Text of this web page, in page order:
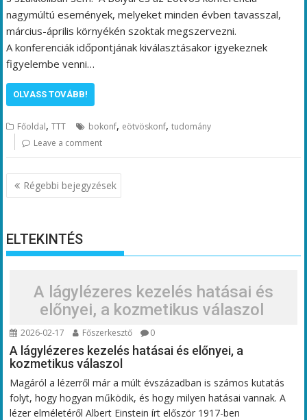
nagymúltú események, melyeket minden évben tavasszal,
március-április környékén szoktak megszervezni.
A konferenciák időpontjának kiválasztásakor igyekeznek
figyelembe venni…
OLVASS TOVÁBB!
Főoldal,TTT bokonf, eötvöskonf,tudomány
Leave a comment
Bejegyzés
navigáció
Régebbi bejegyzések
ELTEKINTÉS
A lágylézeres kezelés hatásai és
előnyei, a kozmetikus válaszol
2026-02-17 Főszerkesztő 0
A lágylézeres kezelés hatásai és előnyei, a
kozmetikus válaszol
Magáról a lézerről már a múlt évszázadban is számos kutatás
folyt, hogy hogyan működik, és hogy milyen hatásai vannak. A
lézer elméletéről Albert Einstein írt először 1917-ben